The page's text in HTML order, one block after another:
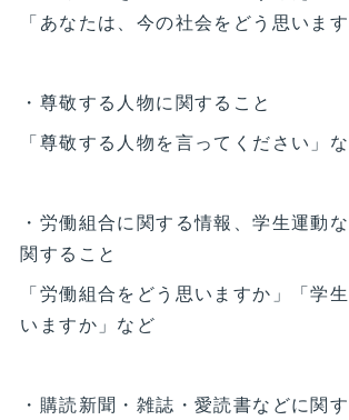
「あなたは、今の社会をどう思いま
・尊敬する人物に関すること
「尊敬する人物を言ってください」
・労働組合に関する情報、学生運動
関すること
「労働組合をどう思いますか」「学
いますか」など
・購読新聞・雑誌・愛読書などに関